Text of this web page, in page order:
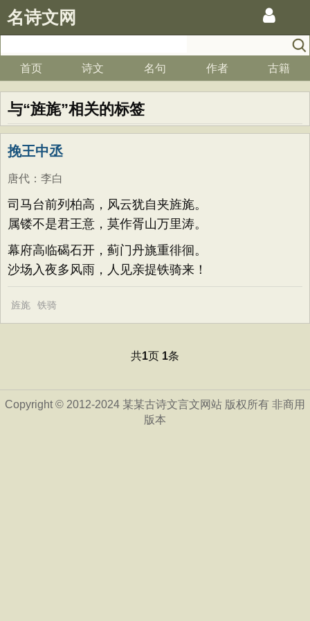
名诗文网
首页 诗文 名句 作者 古籍
与“旌旄”相关的标签
挽王中丞
唐代 ： 李白
司马台前列柏高，风云犹自夹旌旄。
属镂不是君王意，莫作胥山万里涛。
幕府高临碣石开，蓟门丹旐重徘徊。
沙场入夜多风雨，人见亲提铁骑来！
旌旄 铁骑
共1页 1条
Copyright © 2012-2024 某某古诗文言文网站 版权所有 非商用
版本